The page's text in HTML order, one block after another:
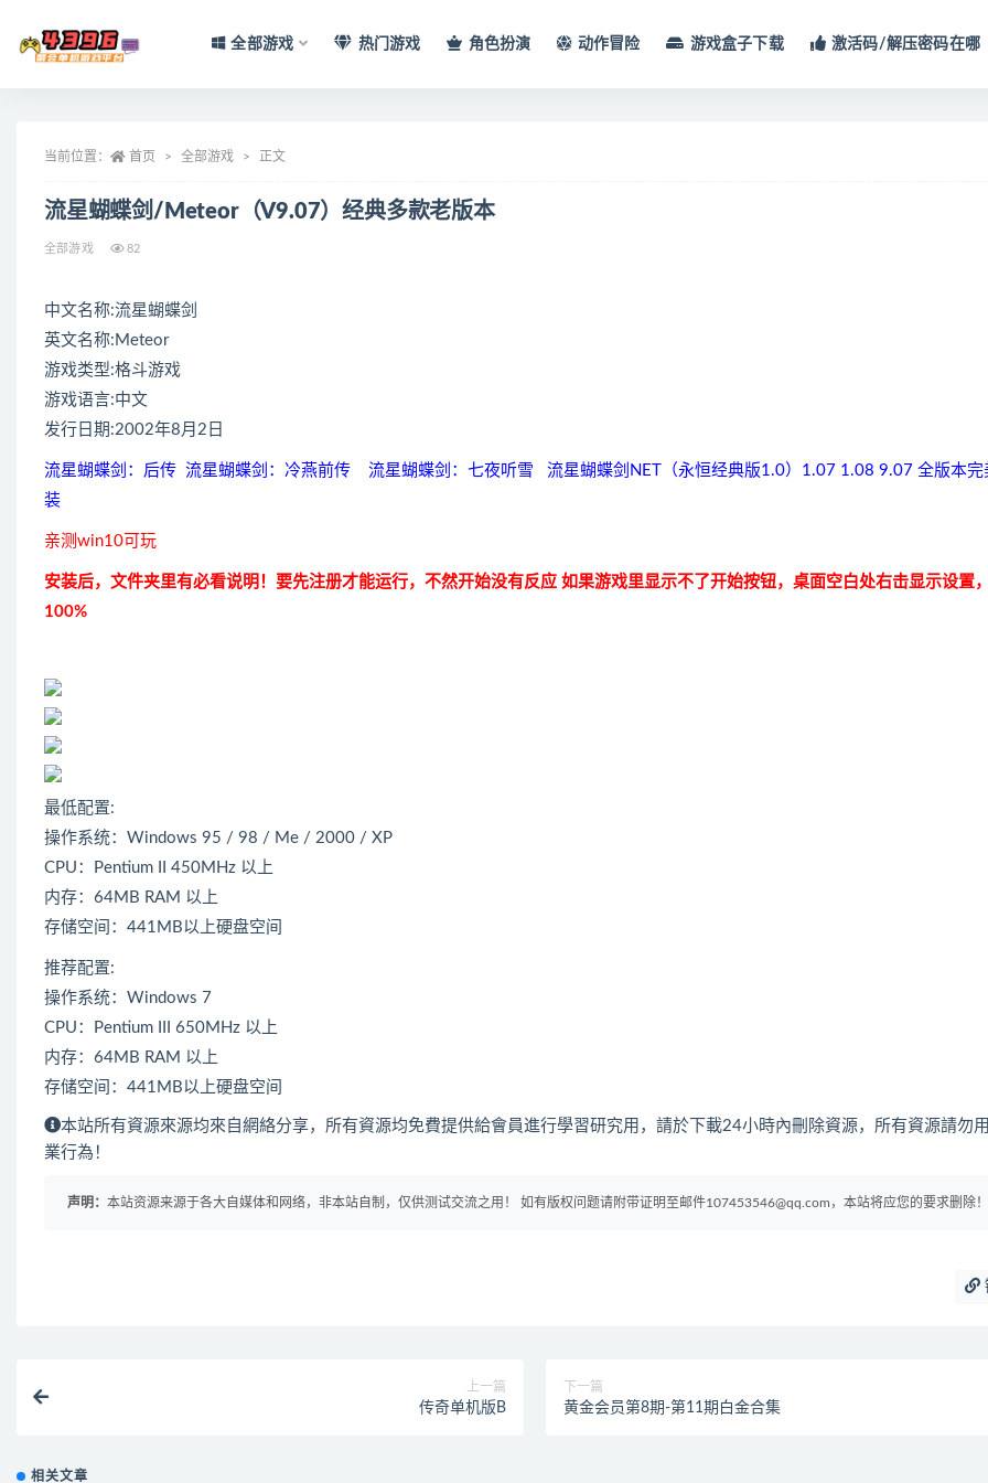
全部游戏 热门游戏 角色扮演 动作冒险 游戏盒子下载 激活码/解压密码在哪
当前位置： 首页 全部游戏 正文
流星蝴蝶剑/Meteor（V9.07）经典多款老版本
全部游戏 82
中文名称:流星蝴蝶剑
英文名称:Meteor
游戏类型:格斗游戏
游戏语言:中文
发行日期:2002年8月2日
流星蝴蝶剑：后传 流星蝴蝶剑：冷燕前传 流星蝴蝶剑：七夜听雪 流星蝴蝶剑NET（永恒经典版1.0）1.07 1.08 9.07 全版本完
装
亲测win10可玩
安装后，文件夹里有必看说明！要先注册才能运行，不然开始没有反应 如果游戏里显示不了开始按钮，桌面空白处右击显示设置
100%
最低配置:
操作系统：Windows 95 / 98 / Me / 2000 / XP
CPU：Pentium II 450MHz 以上
内存：64MB RAM 以上
存储空间：441MB以上硬盘空间
推荐配置:
操作系统：Windows 7
CPU：Pentium III 650MHz 以上
内存：64MB RAM 以上
存储空间：441MB以上硬盘空间
本站所有資源來源均來自網絡分享，所有資源均免費提供給會員進行學習研究用，請於下載24小時內刪除資源，所有資源請勿
業行為！
声明： 本站资源来源于各大自媒体和网络，非本站自制，仅供测试交流之用！ 如有版权问题请附带证明至邮件107453546@qq.com，本站将应您的要求删除！
上一篇
传奇单机版B
下一篇
黄金会员第8期-第11期白金合集
相关文章